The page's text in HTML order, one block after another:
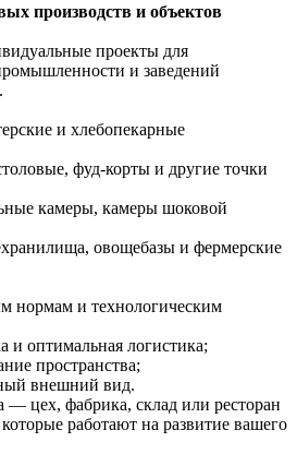
производств и объектов
проекты для
и заведений
и хлебопекарные
фуд-корты и другие точки
камеры, камеры шоковой
овощебазы и фермерские
нормам и технологическим
и оптимальная логистика;
пространства;
внешний вид.
— цех, фабрика, склад или ресторан
работают на развитие вашего